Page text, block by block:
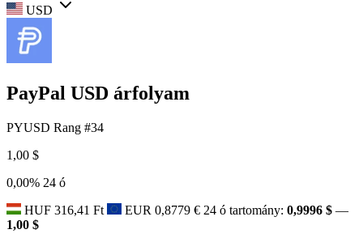
USD
PayPal USD árfolyam
PYUSD Rang #34
1,00 $
0,00% 24 ó
HUF 316,41 Ft EUR 0,8779 € 24 ó tartomány: 0,9996 $ —
1,00 $